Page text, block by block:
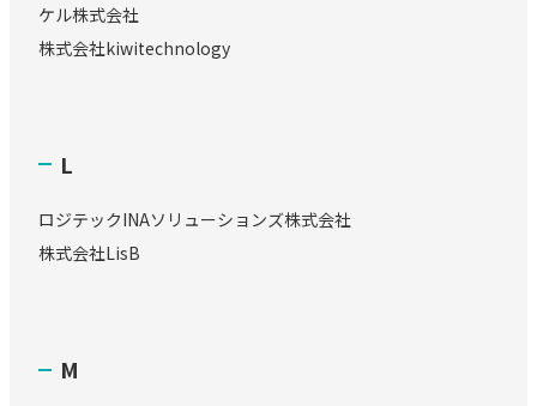
ケル株式会社
株式会社kiwitechnology
L
ロジテックINAソリューションズ株式会社
株式会社LisB
M